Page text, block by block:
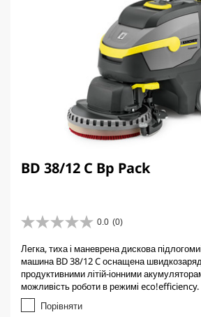
BD 38/12 C Bp Pack
0.0 (0)
0
0
з
5
з
Легка, тиха і маневрена дискова
машина BD 38/12 C оснащена
продуктивними літій-іонними
можливість роботи в режимі eco!efficiency.
Порівняти